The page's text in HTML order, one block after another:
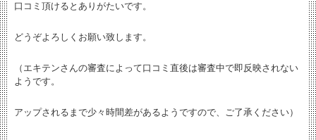
口コミ頂けるとありがたいです。
どうぞよろしくお願い致します。
（エキテンさんの審査によって口コミ直後は審査中で即反映されない
ようです。
アップされるまで少々時間差があるようですので、ご了承ください）